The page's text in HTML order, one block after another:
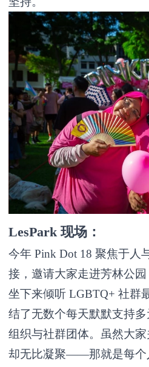
LesPark 现场：
今年 Pink Dot 18 聚焦于人
接，邀请大家走进芳林公园
坐下来倾听 LGBTQ+ 社群
结了无数个每天默默支持
组织与社群团体。虽然大
却无比凝聚——那就是每个